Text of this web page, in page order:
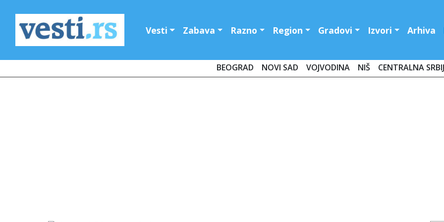
Vesti Zabava Razno Region Gradovi Izvori Arhiva
BEOGRAD NOVI SAD VOJVODINA NIŠ CENTRALNA